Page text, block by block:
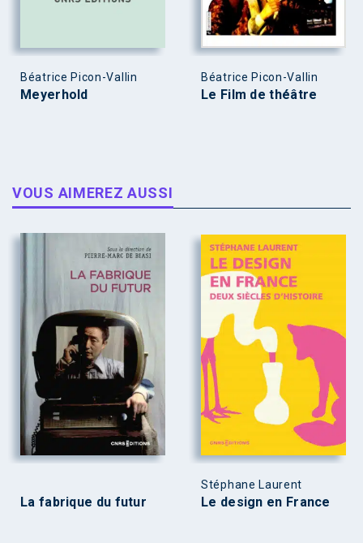
Béatrice Picon-Vallin
Meyerhold
Béatrice Picon-Vallin
Le Film de théâtre
VOUS AIMEREZ AUSSI
La fabrique du futur
Stéphane Laurent
Le design en France